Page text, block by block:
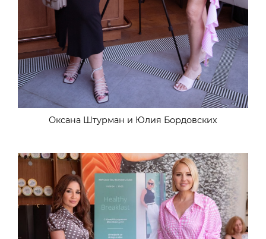
Оксана Штурман и Юлия Бордовских